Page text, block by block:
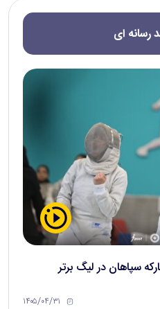
رسانه ای
سپاهان در لیگ برتر
۱۴۰۵/۰۴/۳۱